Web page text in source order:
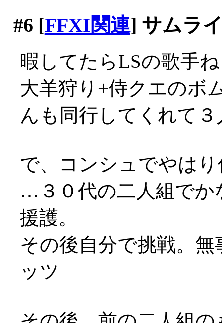
#6 [FFXI関連] サムラ
暇してたらLSの歌手
大羊狩り+侍クエのボ
んも同行してくれて
で、コンシュでやは
…３０代の二人組でか
援護。
その後自分で挑戦。
ッツ